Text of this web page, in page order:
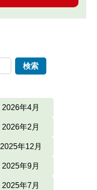
2026年4月
2026年2月
2025年12月
2025年9月
2025年7月